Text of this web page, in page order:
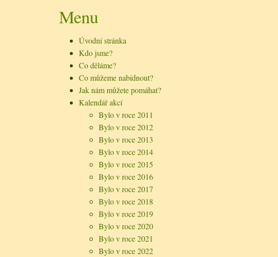
Menu
Úvodní stránka
Kdo jsme?
Co děláme?
Co můžeme nabídnout?
Jak nám můžete pomáhat?
Kalendář akcí
Bylo v roce 2011
Bylo v roce 2012
Bylo v roce 2013
Bylo v roce 2014
Bylo v roce 2015
Bylo v roce 2016
Bylo v roce 2017
Bylo v roce 2018
Bylo v roce 2019
Bylo v roce 2020
Bylo v roce 2021
Bylo v roce 2022